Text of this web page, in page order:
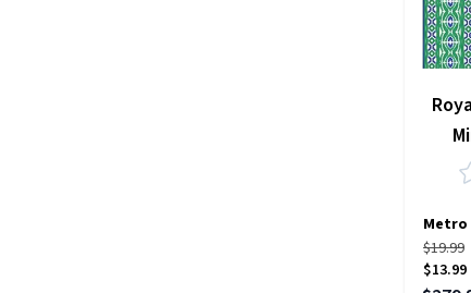
Metro
$19.99
$13.99